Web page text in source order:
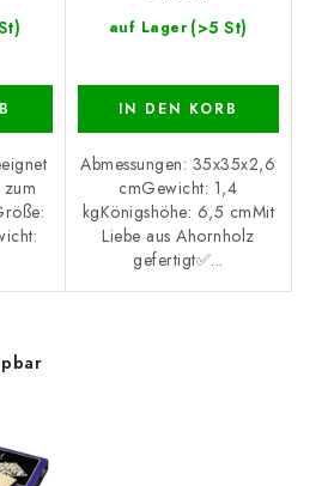
auf Lager (>5 St)
IN DEN KORB
Abmessungen: 35x35x2,6
cmGewicht: 1,4
kgKönigshöhe: 6,5 cmMit
Liebe aus Ahornholz
gefertigt✅...